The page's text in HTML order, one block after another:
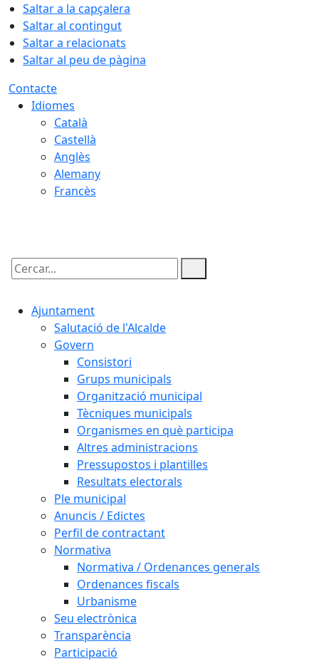
Saltar a la capçalera
Saltar al contingut
Saltar a relacionats
Saltar al peu de pàgina
Contacte
Idiomes
Català
Castellà
Anglès
Alemany
Francès
Cercar:
Ajuntament
Salutació de l'Alcalde
Govern
Consistori
Grups municipals
Organització municipal
Tècniques municipals
Organismes en què participa
Altres administracions
Pressupostos i plantilles
Resultats electorals
Ple municipal
Anuncis / Edictes
Perfil de contractant
Normativa
Normativa / Ordenances generals
Ordenances fiscals
Urbanisme
Seu electrònica
Transparència
Participació